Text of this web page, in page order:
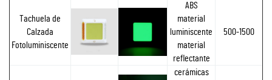
Tachuela de
Calzada
Fotoluminiscente
ABS
material
luminiscente
material
reflectante
500-1500
cerámicas